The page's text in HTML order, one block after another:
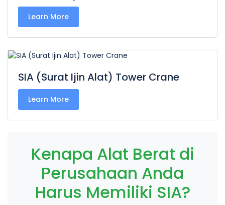
Learn More
SIA (Surat Ijin Alat) Tower Crane
Learn More
Kenapa Alat Berat di
Perusahaan Anda
Harus Memiliki SIA?